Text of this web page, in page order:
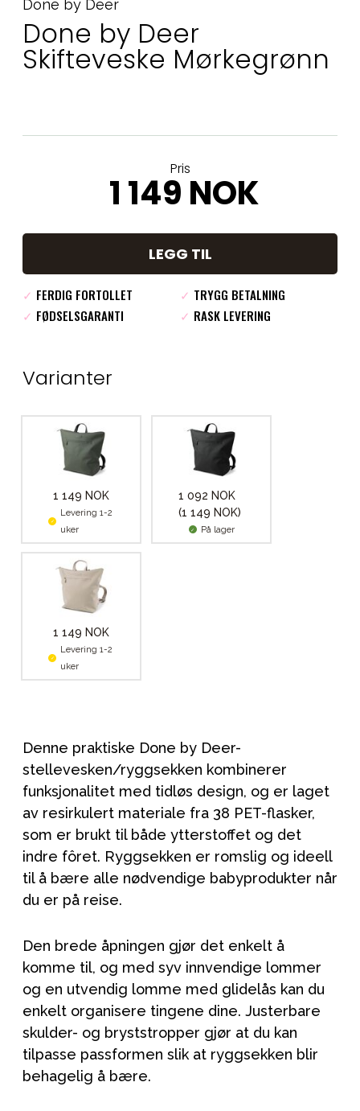
Done by Deer
Done by Deer
Skifteveske Mørkegrønn
Pris
1 149 NOK
LEGG TIL
✓ FERDIG FORTOLLET ✓ TRYGG BETALNING
✓ FØDSELSGARANTI ✓ RASK LEVERING
Varianter
1 149 NOK
Levering 1-2
uker
1 092 NOK
(1 149 NOK)
På lager
1 149 NOK
Levering 1-2
uker
Denne praktiske Done by Deer-
stellevesken/ryggsekken kombinerer
funksjonalitet med tidløs design, og er laget
av resirkulert materiale fra 38 PET-flasker,
som er brukt til både ytterstoffet og det
indre fôret. Ryggsekken er romslig og ideell
til å bære alle nødvendige babyprodukter når
du er på reise.
Den brede åpningen gjør det enkelt å
komme til, og med syv innvendige lommer
og en utvendig lomme med glidelås kan du
enkelt organisere tingene dine. Justerbare
skulder- og bryststropper gjør at du kan
tilpasse passformen slik at ryggsekken blir
behagelig å bære.